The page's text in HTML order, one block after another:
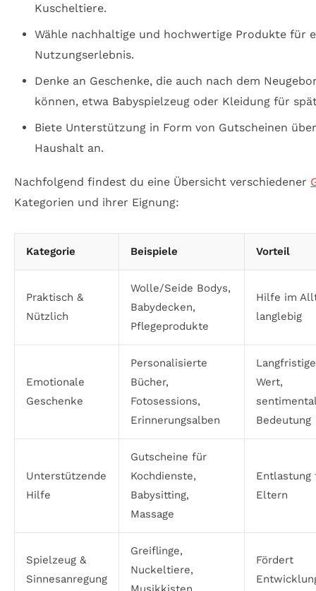
Kuscheltiere.
Wähle nachhaltige und hochwertige Produkte für
Nutzungserlebnis.
Denke an Geschenke, die auch nach dem
können, etwa Babyspielzeug oder Kleidung für
Biete Unterstützung in Form von Gutscheinen
Haushalt an.
Nachfolgend findest du eine Übersicht verschiedener
Kategorien und ihrer Eignung:
Kategorie Beispiele Vorteil
Praktisch &
Nützlich
Wolle/Seide Bodys,
Babydecken,
Pflegeprodukte
Hilfe im
langlebig
Emotionale
Geschenke
Personalisierte
Bücher,
Fotosessions,
Erinnerungsalben
Wert,
Bedeutung
Unterstützende
Hilfe
Gutscheine für
Kochdienste,
Babysitting,
Massage
Entlastung
Eltern
Spielzeug &
Sinnesanregung
Greiflinge,
Nuckeltiere,
Fördert